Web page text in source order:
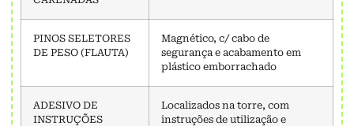
PINOS SELETORES
DE PESO (FLAUTA)
Magnético, c/ cabo de
segurança e acabamento em
plástico emborrachado
ADESIVO DE
INSTRUÇÕES
Localizados na torre, com
instruções de utilização e